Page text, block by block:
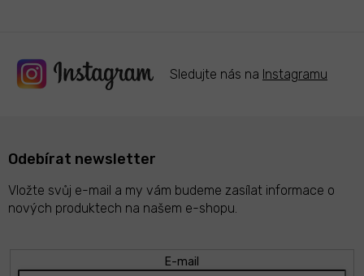
Sledujte nás na Instagramu
Odebírat newsletter
Vložte svůj e-mail a my vám budeme zasílat informace o
nových produktech na našem e-shopu.
E-mail